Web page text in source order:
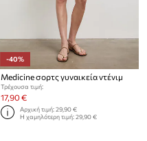
-40%
Medicine σορτς γυναικεία ντένιμ
Τρέχουσα τιμή:
17,90 €
Αρχική τιμή:29,90 €
Η χαμηλότερη τιμή:29,90 €